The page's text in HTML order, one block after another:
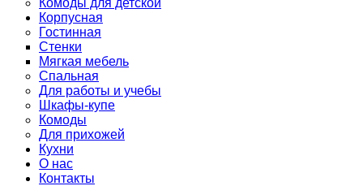
Корпусная
Гостинная
Стенки
Мягкая мебель
Спальная
Для работы и учебы
Шкафы-купе
Комоды
Для прихожей
Кухни
О нас
Контакты